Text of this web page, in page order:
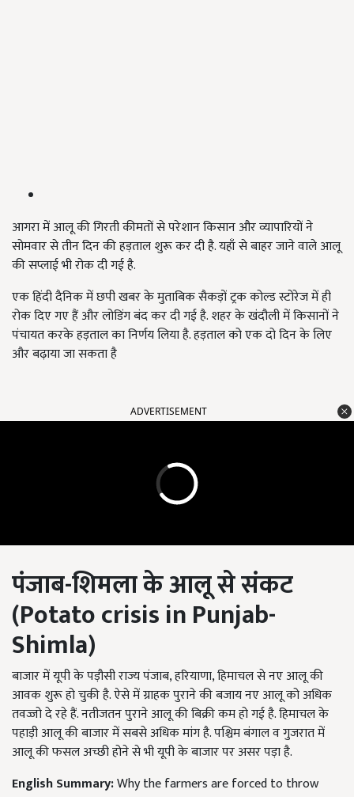
आगरा में आलू की गिरती कीमतों से परेशान किसान और व्यापारियों ने
सोमवार से तीन दिन की हड़ताल शुरू कर दी है. यहाँ से बाहर जाने वाले आलू
की सप्लाई भी रोक दी गई है.
एक हिंदी दैनिक में छपी खबर के मुताबिक सैकड़ों ट्रक कोल्ड स्टोरेज में ही
रोक दिए गए हैं और लोडिंग बंद कर दी गई है. शहर के खंदौली में किसानों ने
पंचायत करके हड़ताल का निर्णय लिया है. हड़ताल को एक दो दिन के लिए
और बढ़ाया जा सकता है
ADVERTISEMENT
पंजाब-शिमला के आलू से संकट
(Potato crisis in Punjab-
Shimla)
बाजार में यूपी के पड़ौसी राज्य पंजाब, हरियाणा, हिमाचल से नए आलू की
आवक शुरू हो चुकी है. ऐसे में ग्राहक पुराने की बजाय नए आलू को अधिक
तवज्जो दे रहे हैं. नतीजतन पुराने आलू की बिक्री कम हो गई है. हिमाचल के
पहाड़ी आलू की बाजार में सबसे अधिक मांग है. पश्चिम बंगाल व गुजरात में
आलू की फसल अच्छी होने से भी यूपी के बाजार पर असर पड़ा है.
English Summary:Why the farmers are forced to throw